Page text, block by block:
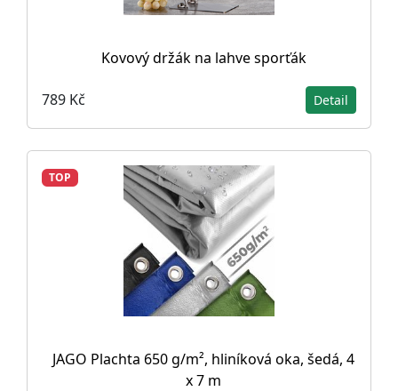
Kovový držák na lahve sporťák
789 Kč Detail
TOP
JAGO Plachta 650 g/m², hliníková oka, šedá, 4
x 7 m